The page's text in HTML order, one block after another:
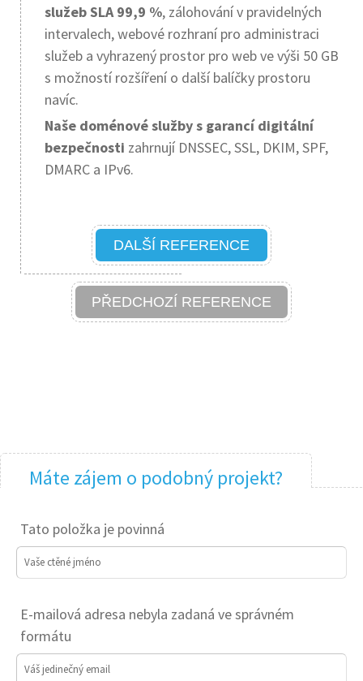
služeb SLA 99,9 %, zálohování v pravidelných
intervalech, webové rozhraní pro administraci
služeb a vyhrazený prostor pro web ve výši 50 GB
s možností rozšíření o další balíčky prostoru
navíc.
Naše doménové služby s garancí digitální
bezpečnosti zahrnují DNSSEC, SSL, DKIM, SPF,
DMARC a IPv6.
PŘEDCHOZÍ REFERENCE
DALŠÍ REFERENCE
Máte zájem o podobný projekt?
Tato položka je povinná
Vaše ctěné jméno
E-mailová adresa nebyla zadaná ve správném
formátu
Váš jedinečný email